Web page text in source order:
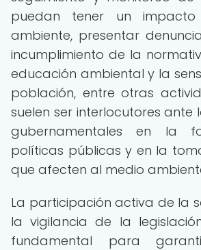
puedan tener un
ambiente, presentar
incumplimiento de la
educación ambiental y la
población, entre otras
suelen ser interlocutores ante
gubernamentales en la
políticas públicas y en la
que afecten al medio
La participación activa de la
la vigilancia de la
fundamental para